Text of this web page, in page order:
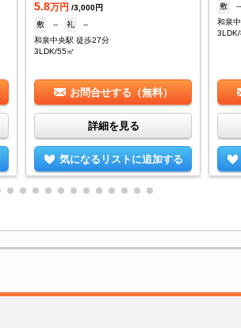
5.8万円 /3,000円
敷
-- 礼
--
和泉中央駅 徒歩27分
3LDK/55㎡
お問合せする（無料）
詳細を見る
気になるリストに追加する
敷
--
和泉